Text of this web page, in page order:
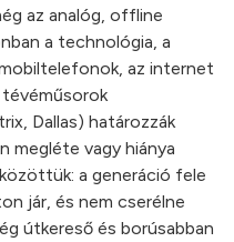
az analóg, offline
a technológia, a
az internet
tévéműsorok
Dallas) határozzák
megléte vagy hiánya
a generáció fele
jár, és nem cserélne
útkereső és borúsabban